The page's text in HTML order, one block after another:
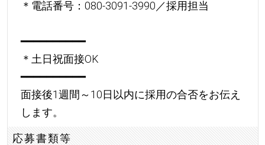
＊電話番号：080-3091-3990／採用担当
━━━━━━━━━━
＊土日祝面接OK
━━━━━━━━━━
面接後1週間～10日以内に採用の合否をお伝え
します。
応募書類等